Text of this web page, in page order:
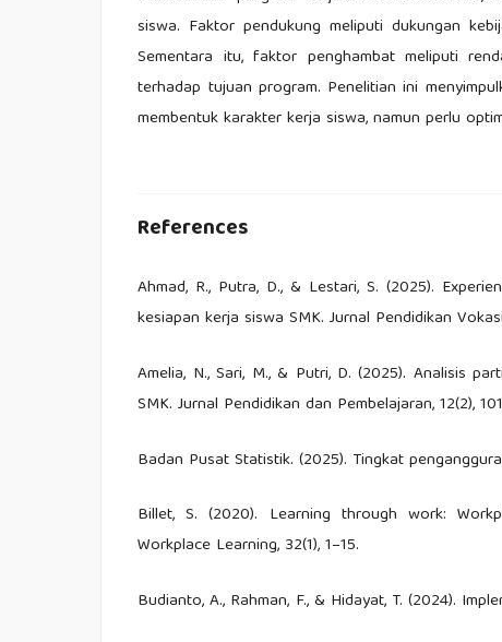
siswa. Faktor pendukung meliputi dukungan
Sementara itu, faktor penghambat meliputi
terhadap tujuan program. Penelitian ini
membentuk karakter kerja siswa, namun perlu
References
Ahmad, R., Putra, D., & Lestari, S. (2025).
kesiapan kerja siswa SMK. Jurnal Pendidikan
Amelia, N., Sari, M., & Putri, D. (2025). Analisis
SMK. Jurnal Pendidikan dan Pembelajaran, 12(2),
Badan Pusat Statistik. (2025). Tingkat
Billet, S. (2020). Learning through work:
Workplace Learning, 32(1), 1–15.
Budianto, A., Rahman, F., & Hidayat, T. (2024).